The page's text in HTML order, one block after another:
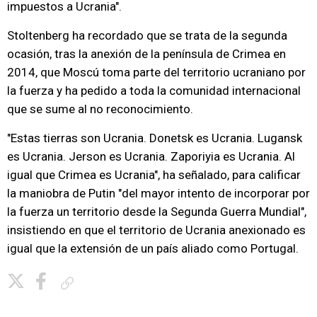
impuestos a Ucrania".
Stoltenberg ha recordado que se trata de la segunda
ocasión, tras la anexión de la península de Crimea en
2014, que Moscú toma parte del territorio ucraniano por
la fuerza y ha pedido a toda la comunidad internacional
que se sume al no reconocimiento.
"Estas tierras son Ucrania. Donetsk es Ucrania. Lugansk
es Ucrania. Jerson es Ucrania. Zaporiyia es Ucrania. Al
igual que Crimea es Ucrania", ha señalado, para calificar
la maniobra de Putin "del mayor intento de incorporar por
la fuerza un territorio desde la Segunda Guerra Mundial",
insistiendo en que el territorio de Ucrania anexionado es
igual que la extensión de un país aliado como Portugal.